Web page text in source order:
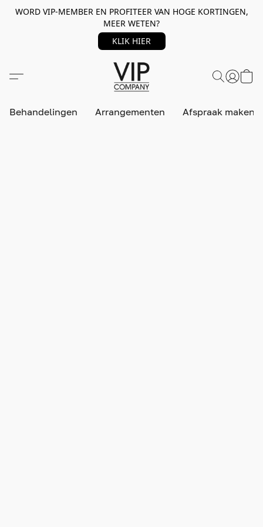
WORD VIP-MEMBER EN PROFITEER VAN HOGE KORTINGEN,
MEER WETEN?
KLIK HIER
Behandelingen Arrangementen Afspraak maken